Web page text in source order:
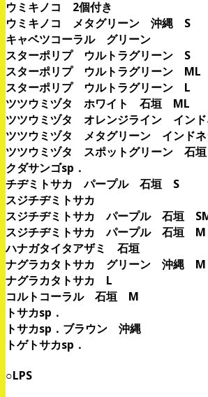
ウミキノコ 2個付き
ウミキノコ メタグリーン 沖縄 S
キャベツコーラル グリーン
スターポリプ ウルトラグリーン S
スターポリプ ウルトラグリーン ML
スターポリプ ウルトラグリーン L
ツツウミヅタ ホワイト 石垣 ML
ツツウミヅタ オレンジライン インド
ツツウミヅタ メタグリーン インドネ
ツツウミヅタ スポットグリーン 石垣
クダサンゴsp．
チヂミトサカ パープル 石垣 S
スジチヂミトサカ
スジチヂミトサカ パープル 石垣
スジチヂミトサカ パープル 石垣 M
ハナガタイタアザミ 石垣
ナグラカタトサカ グリーン 沖縄 M
ナグラカタトサカ L
コルトコーラル 石垣 M
トサカsp．
トサカsp．ブラウン 沖縄
トゲトサカsp．
○LPS